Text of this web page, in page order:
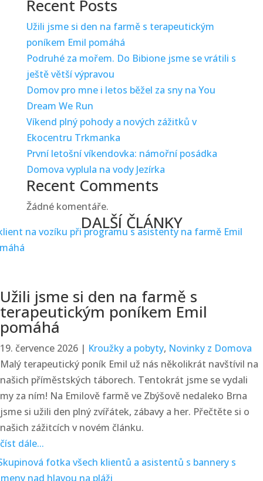
Recent Posts
Užili jsme si den na farmě s terapeutickým
poníkem Emil pomáhá
Podruhé za mořem. Do Bibione jsme se vrátili s
ještě větší výpravou
Domov pro mne i letos běžel za sny na You
Dream We Run
Víkend plný pohody a nových zážitků v
Ekocentru Trkmanka
První letošní víkendovka: námořní posádka
Domova vyplula na vody Jezírka
Recent Comments
Žádné komentáře.
DALŠÍ ČLÁNKY
Užili jsme si den na farmě s
terapeutickým poníkem Emil
pomáhá
19. července 2026 | Kroužky a pobyty, Novinky z Domova
Malý terapeutický poník Emil už nás několikrát navštívil na
našich příměstských táborech. Tentokrát jsme se vydali
my za ním! Na Emilově farmě ve Zbýšově nedaleko Brna
jsme si užili den plný zvířátek, zábavy a her. Přečtěte si o
našich zážitcích v novém článku.
číst dále...